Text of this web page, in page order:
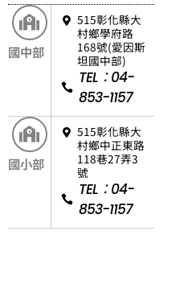
國中部
515彰化縣大
村鄉學府路
168號(愛因斯
坦國中部)
TEL：04-
853-1157
國小部
515彰化縣大
村鄉中正東路
118巷27弄3
號
TEL：04-
853-1157